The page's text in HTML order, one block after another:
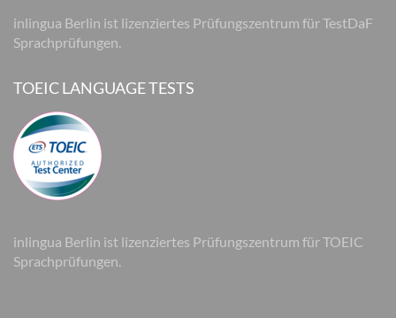
inlingua Berlin ist lizenziertes Prüfungszentrum für TestDaF
Sprachprüfungen.
TOEIC LANGUAGE TESTS
inlingua Berlin ist lizenziertes Prüfungszentrum für TOEIC
Sprachprüfungen.